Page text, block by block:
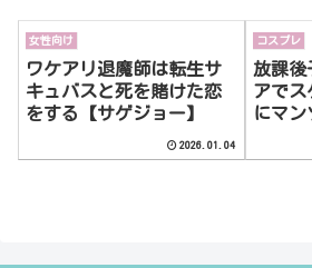
女性向け
ワケアリ退魔師は転生サ
キュバスと死を賭けた恋
をする【サゲジョー】
2026.01.04
コスプレ
放課後
アでス
にマ